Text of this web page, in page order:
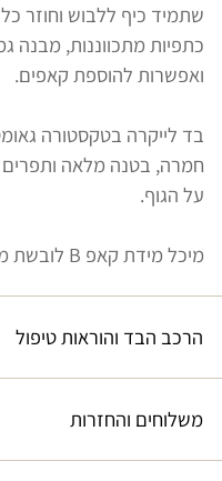
שתמיד כיף ללבוש וחוזר
כתפיות מתכווננות, מבנה
ואפשרות להוספת קאפים.
בד לייקרה בטקסטורה
חמרה, בטנה מלאה ותפרים
על הגוף.
מיכל מידת קאפ B לובשת מידה S
הרכב הבד והוראות טיפול
משלוחים והחזרות